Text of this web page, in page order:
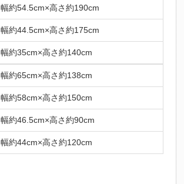
幅約54.5cm×高さ約190cm
幅約44.5cm×高さ約175cm
幅約35cm×高さ約140cm
幅約65cm×高さ約138cm
幅約58cm×高さ約150cm
幅約46.5cm×高さ約90cm
幅約44cm×高さ約120cm